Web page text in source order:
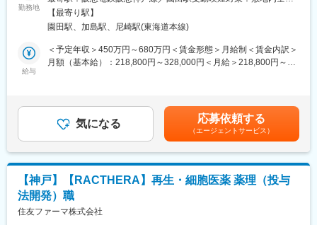
また、医療業界未経験・職種未経験出身の方もおり、馴染みやす
い環境で安心して働いていただけます。
・先輩社員による現場OJT、ロールプレイング実習
・基礎研修、フォローアップ研修
・臨床開発に関する講習や学会への参加
て治験事務局など別部署へのキャリアパスも目指すことが可能で
す。また、会社運営業務(バックオフィス職、会社の売上管理、進
月平均残業15時間以下、完全週休二日制・年間休日123日である
ことにくわえ、フレックスタイムを導入しているなど、医療業界
でありながらワークライフバランスを整えながら働くことが出来
ます。
■業務内容：
・検査・測定・試薬の管理や検査計画の立案等、当社の品質管理
業務全般をお任せします。工場で最先端の技術開発に関われるポ
ジションです。
・検査・測定・試薬などの装置・試薬の管理
・工場内検査・最終検査の実施と結果評価など
・品質管理職としてスキル・経験に応じた業務をお任せします。
※有機、無機化合物（液体・固体）を扱います。
つ丁寧にお教えいたしますので、安心して業務を学んで頂ける環
境です。
勤務地
禁煙変更の範囲：本社および全国の支社、営業所
【最寄り駅】
園田駅、加島駅、尼崎駅(東海道本線)
給与
＜予定年収＞450万円～680万円＜賃金形態＞月給制＜賃金内訳＞
月額（基本給）：218,800円～328,000円＜月給＞218,800円～
当)717万円/40歳(月給35万4千円＋賞与＋世帯手当＋借家補助＋扶
養手当)賃金はあくまでも目安の金額であり、選考を通じて上下す
る可能性があります。月給(月額)は固定手当を含めた表記です。
気になる 応募依頼する
（エージェントサービス）
【神戸】【RACTHERA】再生・細胞医薬 薬理（投与
法開発）職
住友ファーマ株式会社